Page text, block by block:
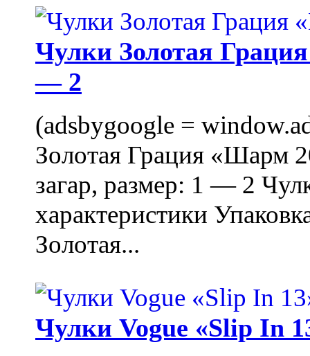
Чулки Золотая
— 2
(adsbygoogle =
Золотая Грация «Шарм
загар, размер: 1 — 2
характеристики
Золотая...
Чулки Vogue «Slip In